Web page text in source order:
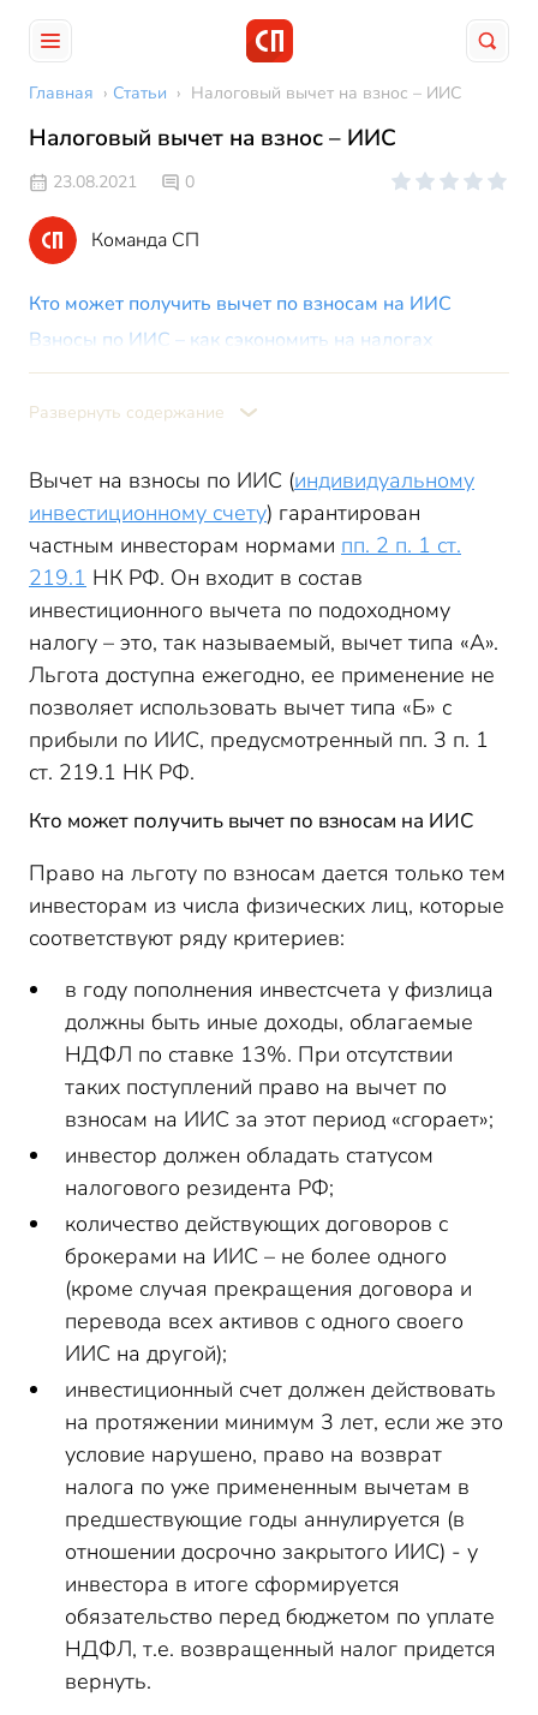
Главная › Статьи › Налоговый вычет на взнос – ИИС
Налоговый вычет на взнос – ИИС
23.08.2021 0
Команда СП
Кто может получить вычет по взносам на ИИС
Взносы по ИИС – как сэкономить на налогах
Как получить вычет на взносы по ИИС – тип «А»
Развернуть содержание
Вычет на взносы по ИИС (индивидуальному
инвестиционному счету) гарантирован
частным инвесторам нормами пп. 2 п. 1 ст.
219.1 НК РФ. Он входит в состав
инвестиционного вычета по подоходному
налогу – это, так называемый, вычет типа «А».
Льгота доступна ежегодно, ее применение не
позволяет использовать вычет типа «Б» с
прибыли по ИИС, предусмотренный пп. 3 п. 1
ст. 219.1 НК РФ.
Кто может получить вычет по взносам на ИИС
Право на льготу по взносам дается только тем
инвесторам из числа физических лиц, которые
соответствуют ряду критериев:
в году пополнения инвестсчета у физлица
должны быть иные доходы, облагаемые
НДФЛ по ставке 13%. При отсутствии
таких поступлений право на вычет по
взносам на ИИС за этот период «сгорает»;
инвестор должен обладать статусом
налогового резидента РФ;
количество действующих договоров с
брокерами на ИИС – не более одного
(кроме случая прекращения договора и
перевода всех активов с одного своего
ИИС на другой);
инвестиционный счет должен действовать
на протяжении минимум 3 лет, если же это
условие нарушено, право на возврат
налога по уже примененным вычетам в
предшествующие годы аннулируется (в
отношении досрочно закрытого ИИС) - у
инвестора в итоге сформируется
обязательство перед бюджетом по уплате
НДФЛ, т.е. возвращенный налог придется
вернуть.